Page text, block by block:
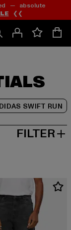
— absolute
❮❮
SWIFT RUN
FILTER